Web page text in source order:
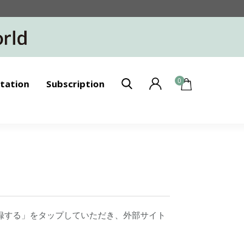
Subscription 0
る」をタップしていただき、外部サイト